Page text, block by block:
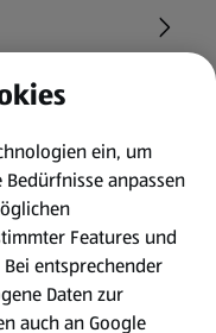
ein, um
anpassen
Features und
entsprechender
Daten zur
auch an Google